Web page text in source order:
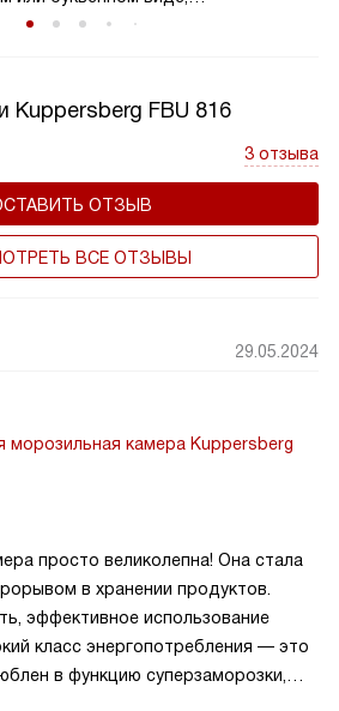
графическом. Они устойчивы
FBU 816
3 отзыва
ОТЗЫВ
ВСЕ ОТЗЫВЫ
29.05.2024
морозильная камера Kuppersberg
просто великолепна! Она стала
в хранении продуктов.
эффективное использование
класс энергопотребления — это
в функцию суперзаморозки,